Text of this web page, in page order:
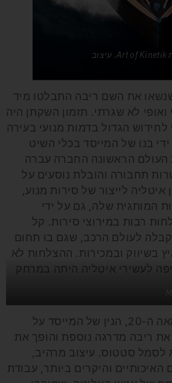
דגם Mazokist של חברת Art of Kinetik. עיצוב
את השם ריבה התבלטו מיד
ואופי לא שגרתי. תזמון השקתן היה
הגדול בדמות מנועי בעירה
בנו של המייסד בכלי השיט
הראשונה החברה עברה
תחבורה והובלת נוסעים על
איטליה לייצור של סירות מנוע,
המותגית שלה, גם על ידי
רבות במירוצי סירות. קל
לעולם הרכב, שגם בו תחום
בשיווק ובמכירות. ההצלחות לא
לעשירי איטליה היתה במרחק
בשנות ה-50 של המאה ה-20, הנין של המייסד על
ריבה מדרגה נוספת והופך את
לסמל סטטוס. עיצוב מרהיב,
והיקרים ביותר, עבודת